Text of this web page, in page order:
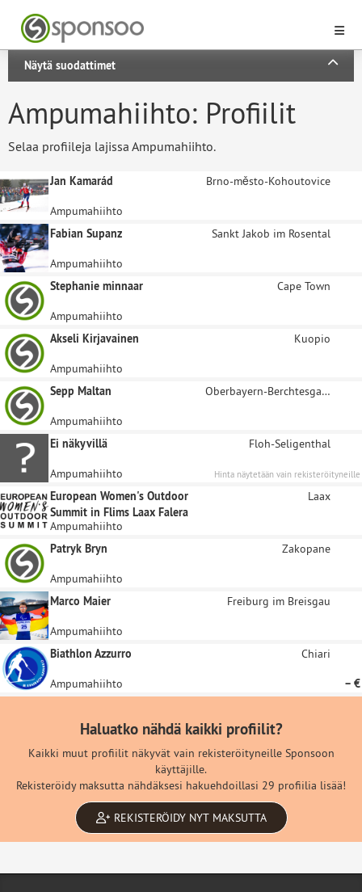
Näytä suodattimet
Ampumahiihto: Profiilit
Selaa profiileja lajissa Ampumahiihto.
Jan Kamarád Brno-město-Kohoutovice
Ampumahiihto
Fabian Supanz
Sankt Jakob im Rosental
Ampumahiihto
Stephanie minnaar
Cape Town
Ampumahiihto
Akseli Kirjavainen
Kuopio
Ampumahiihto
Sepp Maltan
Oberbayern-Berchtesgaden
Ampumahiihto
Ei näkyvillä
Floh-Seligenthal
Ampumahiihto
Hinta näytetään vain rekisteröityneille
European Women's Outdoor
Summit in Flims Laax Falera
Laax
Ampumahiihto
Patryk Bryn
Zakopane
Ampumahiihto
Marco Maier
Freiburg im Breisgau
Ampumahiihto
Biathlon Azzurro
Chiari
Ampumahiihto – €
Haluatko nähdä kaikki profiilit?
Kaikki muut profiilit näkyvät vain rekisteröityneille Sponsoon
käyttäjille.
Rekisteröidy maksutta nähdäksesi hakuehdoillasi 29 profiilia lisää!
REKISTERÖIDY NYT MAKSUTTA